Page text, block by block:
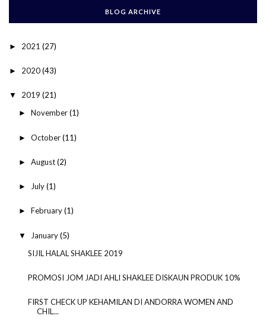
BLOG ARCHIVE
► 2021 (27)
► 2020(43)
▼ 2019 (21)
► November(1)
► October(11)
► August(2)
► July(1)
► February(1)
▼ January(5)
SIJIL HALAL SHAKLEE 2019
PROMOSI JOM JADI AHLI SHAKLEE DISKAUN PRODUK 10%
FIRST CHECK UP KEHAMILAN DI ANDORRA WOMEN AND
CHIL...